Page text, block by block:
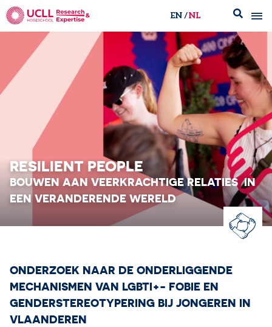
UCLL Research & Expertise
EN NL
RESILIENT PEOPLE
BOUWEN AAN VEERKRACHTIGE RELATIES ​ IN
EEN VERANDERENDE WERELD
ONDERZOEK NAAR DE ONDERLIGGENDE
MECHANISMEN VAN LGBTI+- FOBIE EN
GENDERSTEREOTYPERING BIJ JONGEREN IN
VLAANDEREN